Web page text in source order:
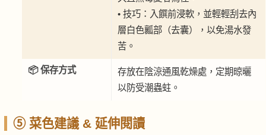
• 技巧：入饌前浸軟，並輕輕刮去內
層白色瓤部（去囊），以免湯水發
苦。
📦 保存方式
存放在陰涼通風乾燥處，定期晾曬
以防受潮蟲蛀。
⑤ 菜色建議 & 延伸閱讀